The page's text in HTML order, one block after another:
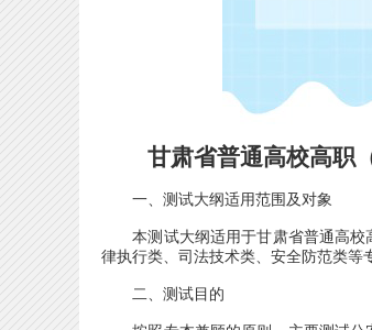
甘肃省普通高校高职（
一、测试大纲适用范围及对象
本测试大纲适用于甘肃省普通高校
律执行类、司法技术类、安全防范类等
二、测试目的